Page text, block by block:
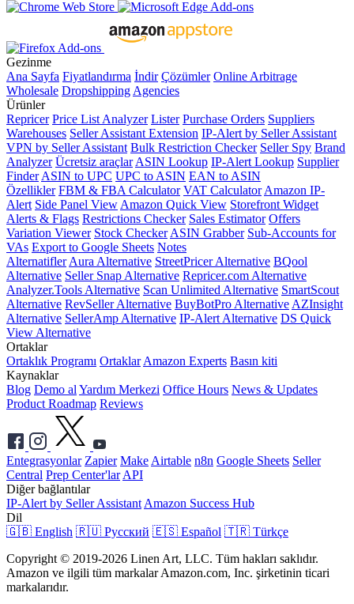
Gezinme
Ana Sayfa Fiyatlandırma İndir Çözümler Online Arbitrage
Wholesale Dropshipping Agencies
Ürünler
Repricer Price List Analyzer Lister Purchase Orders Suppliers
Warehouses Seller Assistant Extension IP-Alert by Seller Assistant
VPN by Seller Assistant Bulk Restriction Checker Seller Spy Brand
Analyzer Ücretsiz araçlar ASIN Lookup IP-Alert Lookup Supplier
Finder ASIN to UPC UPC to ASIN EAN to ASIN
Özellikler FBM & FBA Calculator VAT Calculator Amazon IP-
Alert Side Panel View Amazon Quick View Storefront Widget
Alerts & Flags Restrictions Checker Sales Estimator Offers
Variation Viewer Stock Checker ASIN Grabber Sub-Accounts for
VAs Export to Google Sheets Notes
Alternatifler Aura Alternative StreetPricer Alternative BQool
Alternative Seller Snap Alternative Repricer.com Alternative
Analyzer.Tools Alternative Scan Unlimited Alternative SmartScout
Alternative RevSeller Alternative BuyBotPro Alternative AZInsight
Alternative SellerAmp Alternative IP-Alert Alternative DS Quick
View Alternative
Ortaklar
Ortaklık Programı Ortaklar Amazon Experts Basın kiti
Kaynaklar
Blog Demo al Yardım Merkezi Office Hours News & Updates
Product Roadmap Reviews
Entegrasyonlar Zapier Make Airtable n8n Google Sheets Seller
Central Prep Center'lar API
Diğer bağlantılar
IP-Alert by Seller Assistant Amazon Success Hub
Dil
🇬🇧 English 🇷🇺 Русский 🇪🇸 Español 🇹🇷 Türkçe
Copyright © 2019-2026 Linen Art, LLC. Tüm hakları saklıdır.
Amazon ve ilgili tüm markalar Amazon.com, Inc. şirketinin ticari
markalarıdır.